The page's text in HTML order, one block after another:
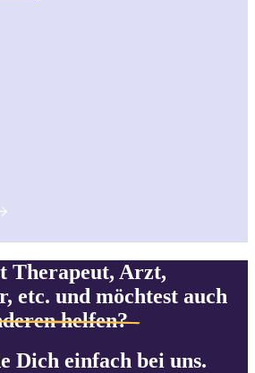
Therapeut, Arzt,
etc. und möchtest auch
helfen?
Dich einfach bei uns.